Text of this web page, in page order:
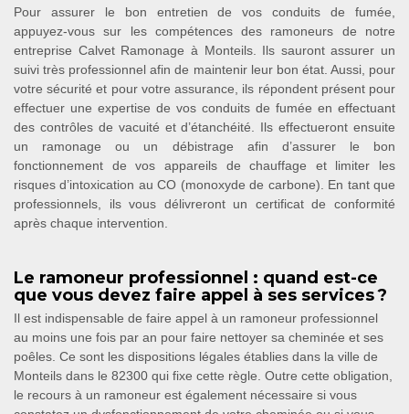
Pour assurer le bon entretien de vos conduits de fumée,
appuyez-vous sur les compétences des ramoneurs de notre
entreprise Calvet Ramonage à Monteils. Ils sauront assurer un
suivi très professionnel afin de maintenir leur bon état. Aussi, pour
votre sécurité et pour votre assurance, ils répondent présent pour
effectuer une expertise de vos conduits de fumée en effectuant
des contrôles de vacuité et d’étanchéité. Ils effectueront ensuite
un ramonage ou un débistrage afin d’assurer le bon
fonctionnement de vos appareils de chauffage et limiter les
risques d’intoxication au CO (monoxyde de carbone). En tant que
professionnels, ils vous délivreront un certificat de conformité
après chaque intervention.
Le ramoneur professionnel : quand est-ce
que vous devez faire appel à ses services ?
Il est indispensable de faire appel à un ramoneur professionnel
au moins une fois par an pour faire nettoyer sa cheminée et ses
poêles. Ce sont les dispositions légales établies dans la ville de
Monteils dans le 82300 qui fixe cette règle. Outre cette obligation,
le recours à un ramoneur est également nécessaire si vous